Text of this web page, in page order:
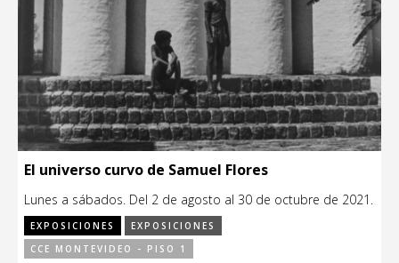
El universo curvo de Samuel Flores
Lunes a sábados. Del 2 de agosto al 30 de octubre de 2021.
EXPOSICIONES
EXPOSICIONES
CCE MONTEVIDEO - PISO 1